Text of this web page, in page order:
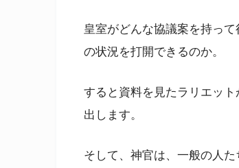
皇室がどんな協議案を持っ
の状況を打開できるのか。
すると資料を見たラリエッ
出します。
そして、神官は、一般の人